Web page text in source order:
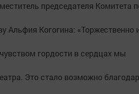
председателя Комитета
Альфия Когогина: «Торжественно
гордости в сердцах мы
Это стало возможно